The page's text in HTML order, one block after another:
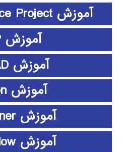
آموزش Microsoft Office Project
آموزش PHP
آموزش PSCAD
آموزش python
آموزش rapidminer
آموزش ShowFlow